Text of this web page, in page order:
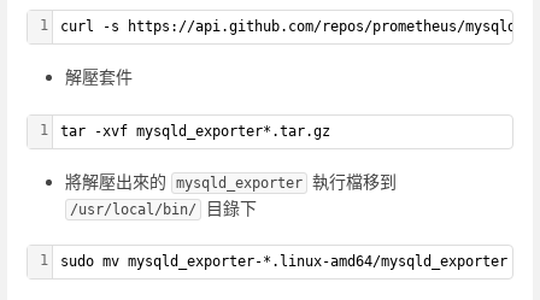
1 curl -s https://api.github.com/repos/prometheus/
解壓套件
1 tar -xvf mysqld_exporter*.tar.gz
將解壓出來的 mysqld_exporter 執行檔移到
/usr/local/bin/ 目錄下
1 sudo mv mysqld_exporter-*.linux-amd64/mysqld_exporter